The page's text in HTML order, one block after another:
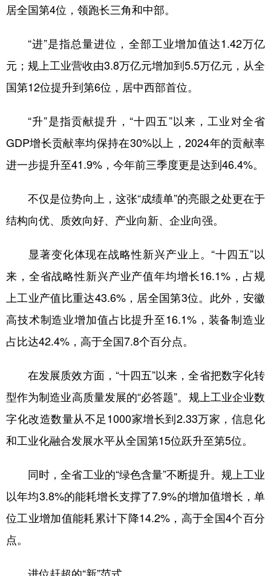
居全国第4位，领跑长三角和中部。
“进”是指总量进位，全部工业增加值达1.42万亿
元；规上工业营收由3.8万亿元增加到5.5万亿元，从全
国第12位提升到第6位，居中西部首位。
“升”是指贡献提升，“十四五”以来，工业对全省
GDP增长贡献率均保持在30%以上，2024年的贡献率
进一步提升至41.9%，今年前三季度更是达到46.4%。
不仅是位势向上，这张“成绩单”的亮眼之处更在于
结构向优、质效向好、产业向新、企业向强。
显著变化体现在战略性新兴产业上。“十四五”以
来，全省战略性新兴产业产值年均增长16.1%，占规
上工业产值比重达43.6%，居全国第3位。此外，安徽
高技术制造业增加值占比提升至16.1%，装备制造业
占比达42.4%，高于全国7.8个百分点。
在发展质效方面，“十四五”以来，全省把数字化转
型作为制造业高质量发展的“必答题”。规上工业企业数
字化改造数量从不足1000家增长到2.33万家，信息化
和工业化融合发展水平从全国第15位跃升至第5位。
同时，全省工业的“绿色含量”不断提升。规上工业
以年均3.8%的能耗增长支撑了7.9%的增加值增长，单
位工业增加值能耗累计下降14.2%，高于全国4个百分
点。